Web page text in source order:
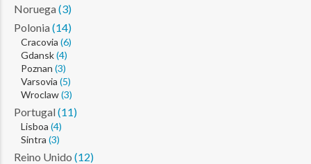
Noruega (3)
Polonia (14)
Cracovia (6)
Gdansk(4)
Poznan (3)
Varsovia (5)
Wroclaw(3)
Portugal (11)
Lisboa (4)
Sintra (3)
Reino Unido (12)